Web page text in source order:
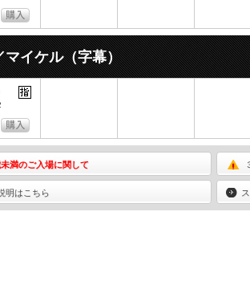
イケル（字幕）
満のご入場に関して
明はこちら